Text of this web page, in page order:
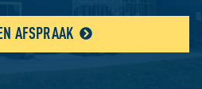
AFSPRAAK